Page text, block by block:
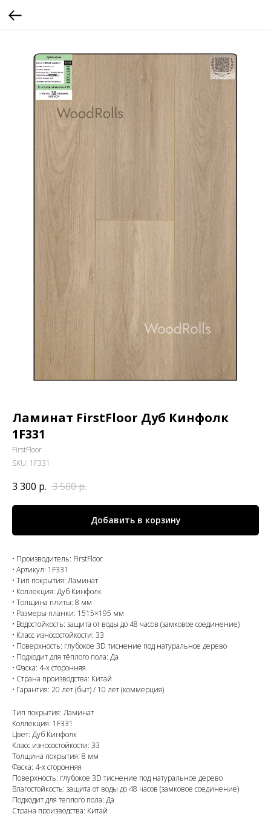
Ламинат FirstFloor Дуб Кинфолк
1F331
FirstFloor
SKU: 1F331
3 300 р. 3 500р.
Добавить в корзину
• Производитель: FirstFloor
• Артикул: 1F331
• Тип покрытия: Ламинат
• Коллекция: Дуб Кинфолк
• Толщина плиты: 8 мм
• Размеры планки: 1515×195 мм
• Водостойкость: защита от воды до 48 часов (замковое соединение)
• Класс износостойкости: 33
• Поверхность: глубокое 3D тиснение под натуральное дерево
• Подходит для тёплого пола: Да
• Фаска: 4-х сторонняя
• Страна производства: Китай
• Гарантия: 20 лет (быт) / 10 лет (коммерция)
Тип покрытия: Ламинат
Коллекция: 1F331
Цвет: Дуб Кинфолк
Класс износостойкости: 33
Толщина покрытия: 8 мм
Фаска: 4-х сторонняя
Поверхность: глубокое 3D тиснение под натуральное дерево
Влагостойкость: защита от воды до 48 часов (замковое соединение)
Подходит для теплого пола: Да
Страна производства: Китай